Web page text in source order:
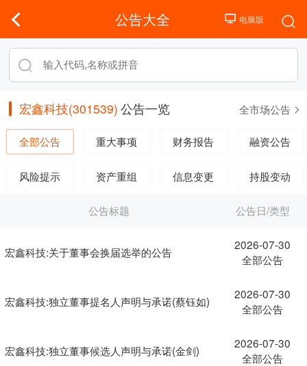
公告大全
宏鑫科技(301539) 公告一览 全市场公告
全部公告 重大事项 财务报告 融资公告
风险提示 资产重组 信息变更 持股变动
公告标题 公告日/类型
宏鑫科技:关于董事会换届选举的公告
2026-07-30
全部公告
宏鑫科技:独立董事提名人声明与承诺(蔡钰如)
2026-07-30
全部公告
宏鑫科技:独立董事候选人声明与承诺(金剑)
2026-07-30
全部公告